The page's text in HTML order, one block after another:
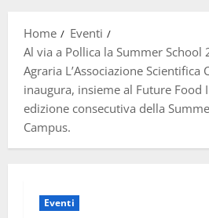
Home
Eventi
Al via a Pollica la Summer School
Agraria L’Associazione Scientifica
inaugura, insieme al Future Food
edizione consecutiva della
Campus.
Eventi